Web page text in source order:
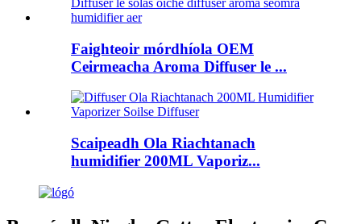
Faighteoir mórdhíola OEM
Ceirmeacha Aroma Diffuser le ...
Scaipeadh Ola Riachtanach
humidifier 200ML Vaporiz...